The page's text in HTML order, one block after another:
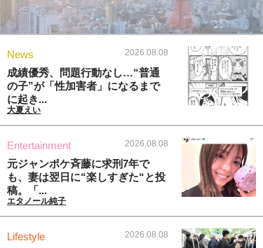
News 2026.08.08
成績優秀、問題行動なし…“普通
の子”が「性加害者」になるまで
に起き...
大夏えい
Entertainment 2026.08.08
元ジャンポケ斉藤に求刑7年で
も、妻は翌日に“楽しすぎた“と投
稿。「...
エタノール純子
Lifestyle 2026.08.08